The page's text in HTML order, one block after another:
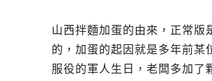
山西拌麵加蛋的由來，正常版
的，加蛋的起因就是多年前某
服役的軍人生日，老闆多加了